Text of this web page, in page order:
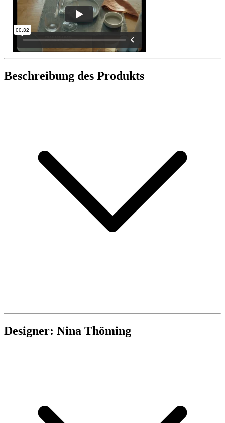
Beschreibung des Produkts
Designer: Nina Thöming